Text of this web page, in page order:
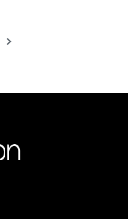
navigate_next